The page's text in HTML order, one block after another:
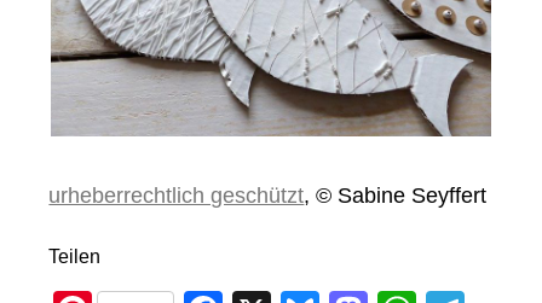
urheberrechtlich geschützt, © Sabine Seyffert
Teilen